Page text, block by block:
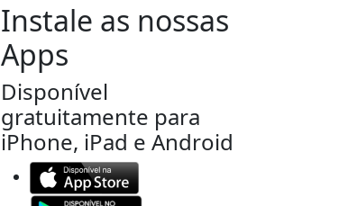
Instale as nossas
Apps
Disponível
gratuitamente para
iPhone, iPad e Android